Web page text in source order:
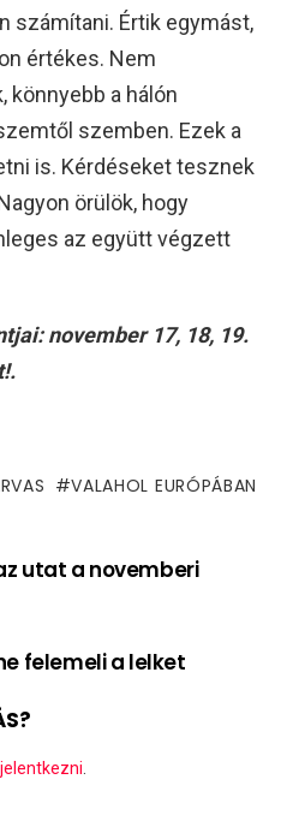
számítani. Értik egymást,
értékes. Nem
könnyebb a hálón
szemben. Ezek a
is. Kérdéseket tesznek
örülök, hogy
az együtt végzett
november 17, 18, 19.
VALAHOL EURÓPÁBAN
utat a novemberi
felemeli a lelket